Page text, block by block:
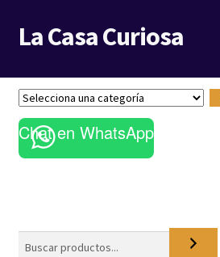
Ir
a
navegación
Ir
al
La Casa Curiosa
LIBRERÍA
BLOG
S
e
l
e
Chat en WhatsApp
Buscar